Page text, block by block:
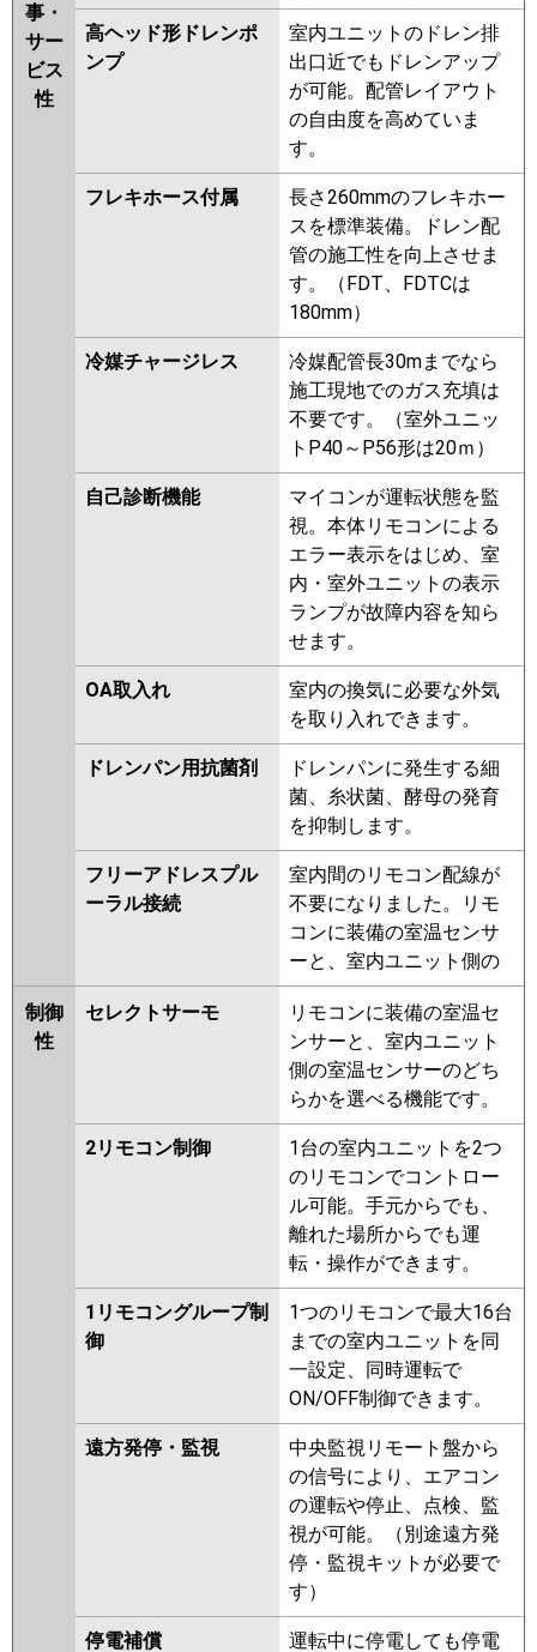
事・
サー
ビス
性
高ヘッド形ドレンポ
ンプ
室内ユニットのドレン排
出口近でもドレンアップ
が可能。配管レイアウト
の自由度を高めていま
す。
フレキホース付属
長さ260mmのフレキホー
スを標準装備。ドレン配
管の施工性を向上させま
す。（FDT、FDTCは
180mm）
冷媒チャージレス
冷媒配管長30mまでなら
施工現地でのガス充填は
不要です。（室外ユニッ
トP40～P56形は20ｍ）
自己診断機能
マイコンが運転状態を監
視。本体リモコンによる
エラー表示をはじめ、室
内・室外ユニットの表示
ランプが故障内容を知ら
せます。
OA取入れ
室内の換気に必要な外気
を取り入れできます。
ドレンパン用抗菌剤
ドレンパンに発生する細
菌、糸状菌、酵母の発育
を抑制します。
フリーアドレスプル
ーラル接続
室内間のリモコン配線が
不要になりました。リモ
コンに装備の室温センサ
ーと、室内ユニット側の
制御
性
セレクトサーモ
リモコンに装備の室温セ
ンサーと、室内ユニット
側の室温センサーのどち
らかを選べる機能です。
2リモコン制御
1台の室内ユニットを2つ
のリモコンでコントロー
ル可能。手元からでも、
離れた場所からでも運
転・操作ができます。
1リモコングループ制
御
1つのリモコンで最大16台
までの室内ユニットを同
一設定、同時運転で
ON/OFF制御できます。
遠方発停・監視
中央監視リモート盤から
の信号により、エアコン
の運転や停止、点検、監
視が可能。（別途遠方発
停・監視キットが必要で
す）
停電補償 運転中に停電しても停電